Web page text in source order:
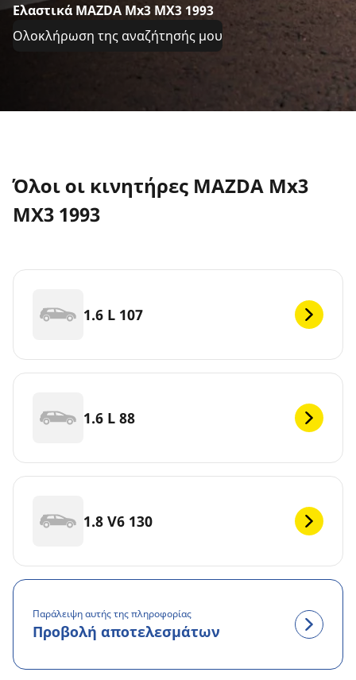
Ελαστικά MAZDA Mx3 MX3 1993
Ολοκλήρωση της αναζήτησής μου
Όλοι οι κινητήρες MAZDA Mx3
MX3 1993
1.6 L 107
1.6 L 88
1.8 V6 130
Παράλειψη αυτής της πληροφορίας
Προβολή αποτελεσμάτων